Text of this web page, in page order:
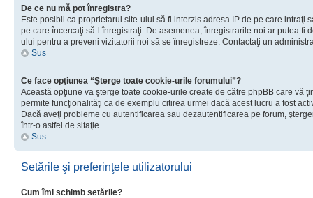
De ce nu mă pot înregistra?
Este posibil ca proprietarul site-ului să fi interzis adresa IP de pe care intraţi
pe care încercaţi să-l înregistraţi. De asemenea, înregistrarile noi ar putea fi
ului pentru a preveni vizitatorii noi să se înregistreze. Contactaţi un
Sus
Ce face opţiunea “Şterge toate cookie-urile forumului”?
Această opţiune va şterge toate cookie-urile create de către phpBB care vă
permite funcţionalităţi ca de exemplu citirea urmei dacă acest lucru a fost
Dacă aveţi probleme cu autentificarea sau dezautentificarea pe forum,
într-o astfel de sitaţie
Sus
Setările şi preferinţele utilizatorului
Cum îmi schimb setările?